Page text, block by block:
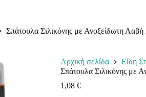
Σπάτουλα Σιλικόνης με Ανοξείδωτη
Αρχική σελίδα Είδη
Σπάτουλα Σιλικόνης με
1,08 €